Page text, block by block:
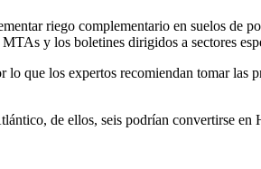
riego complementario en suelos de
y los boletines dirigidos a sectores
que los expertos recomiendan tomar las
de ellos, seis podrían convertirse